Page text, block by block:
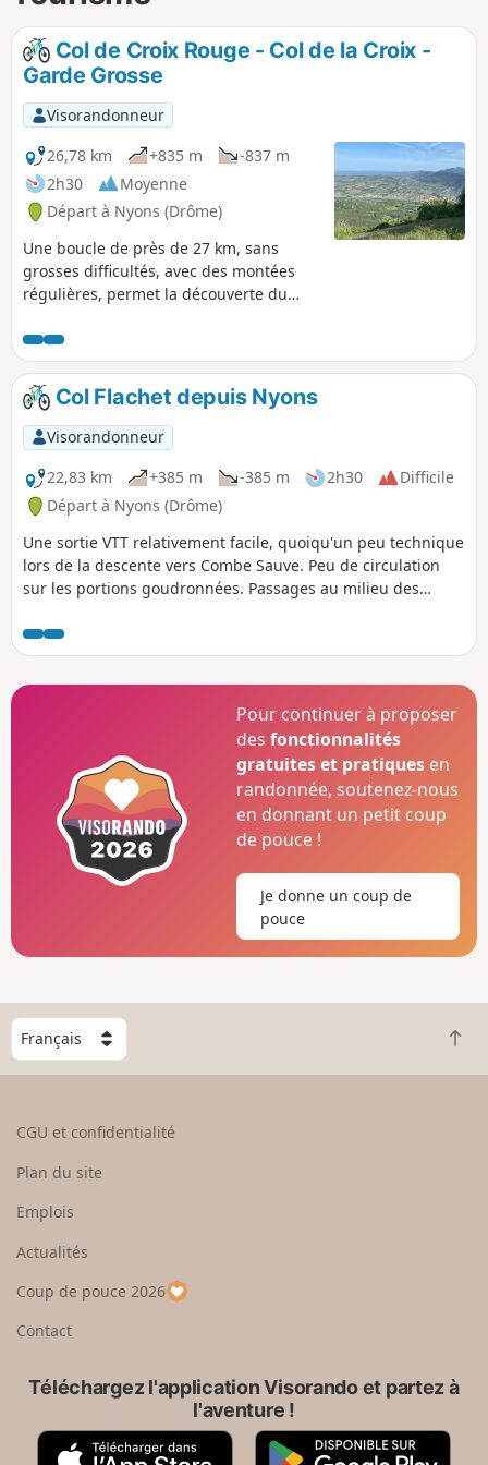
Col de Croix Rouge - Col de la Croix -
Garde Grosse
Visorandonneur
26,78 km
+835 m
-837 m
2h30
Moyenne
Départ à Nyons (Drôme)
Une boucle de près de 27 km, sans
grosses difficultés, avec des montées
régulières, permet la découverte du
connu : Garde Grosse. Les routes
goudronnées sont peu fréquentées,
sauf par les cyclistes. Au printemps,
quelques cours d'eau vous permettront
de vous rafraîchir.
Col Flachet depuis Nyons
Visorandonneur
22,83 km
+385 m -385 m 2h30
Difficile
Départ à Nyons (Drôme)
Une sortie VTT relativement facile, quoiqu'un peu technique
lors de la descente vers Combe Sauve. Peu de circulation
sur les portions goudronnées. Passages au milieu des
pause au Col Flachet pour profiter de la vue car, après, il
sera trop tard, la descente se fait au milieu des chênes.
Pour continuer à proposer
desfonctionnalités
gratuites et pratiques en
randonnée, soutenez-nous
en donnant un petit coup
de pouce !
Je donne un coup de
pouce
C
h
o
e
u
p
a
R
e
CGU et confidentialité
Plan du site
Emplois
Actualités
Coup de pouce 2026
Contact
Téléchargez l'application Visorando et partez à
l'aventure !
A
G